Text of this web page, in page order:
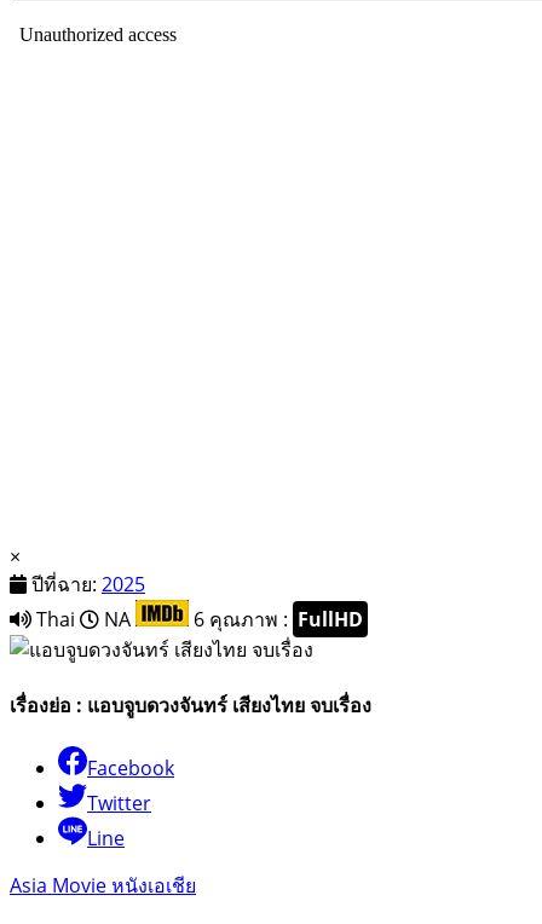
×
ปีที่ฉาย: 2025
Thai
NA 6 คุณภาพ : FullHD
เรื่องย่อ : แอบจูบดวงจันทร์ เสียงไทย จบเรื่อง
Facebook
Twitter
Line
Asia Movie หนังเอเชีย